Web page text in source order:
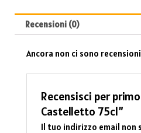
Recensioni (0)
Ancora non ci sono
Recensisci per
Castelletto 75cl”
Il tuo indirizzo email non